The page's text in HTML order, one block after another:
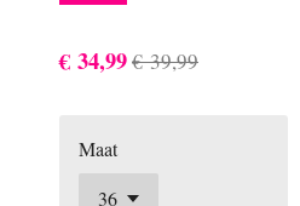
€ 34,99€ 39,99
Maat